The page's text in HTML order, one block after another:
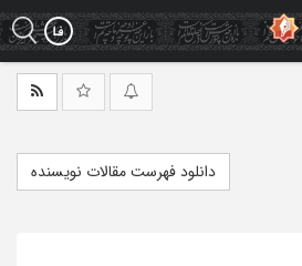
دانلود فهرست مقالات نویسنده